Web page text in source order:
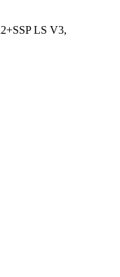
LS V3,